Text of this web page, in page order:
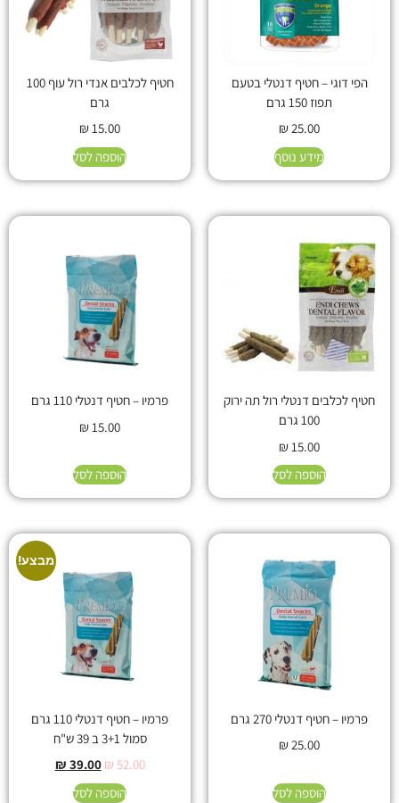
הפי דוגי – חטיף דנטלי בטעם
תפוז 150 גרם
₪25.00
מידע נוסף
חטיף לכלבים אנדי רול עוף 100
גרם
₪15.00
הוספה לסל
חטיף לכלבים דנטלי רול תה ירוק
100 גרם
₪ 15.00
הוספה לסל
פרמיו – חטיף דנטלי 110 גרם
₪ 15.00
הוספה לסל
פרמיו – חטיף דנטלי 270 גרם
₪25.00
הוספה לסל
מבצע!
פרמיו – חטיף דנטלי 110 גרם
סמול 3+1 ב 39 ש"ח
₪ 52.00
₪ 39.00
הוספה לסל